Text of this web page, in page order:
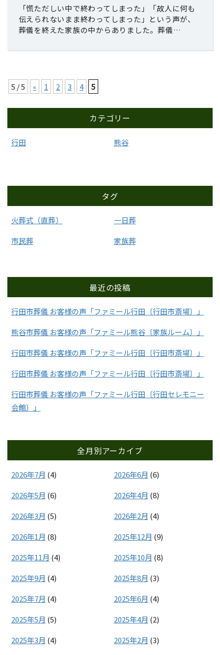
「慌ただしい中で終わってしまった」「故人に何も
伝えられないまま終わってしまった」という声が、
葬儀を終えた家族の中からありました。葬儀…
5 / 5 « 1 2 3 4 5
カテゴリー
行田 熊谷
タグ
火葬式（直葬）
一日葬
市民葬
家族葬
最近の投稿
行田市葬儀 お客様の声「ファミール行田〔行田市斎場〕」
熊谷市葬儀 お客様の声「ファミール熊谷〔家族ルーム〕」
行田市葬儀 お客様の声「ファミール行田〔行田市斎場〕」
行田市葬儀 お客様の声「ファミール行田〔行田市斎場〕」
行田市葬儀 お客様の声「ファミール行田〔行田セレモニー
会館〕」
全月別アーカイブ
2026年7月 (4) 2026年6月 (6)
2026年5月 (6) 2026年4月 (8)
2026年3月 (5) 2026年2月 (4)
2026年1月 (8) 2025年12月 (9)
2025年11月 (4) 2025年10月 (8)
2025年9月 (4) 2025年8月 (3)
2025年7月 (4) 2025年6月 (4)
2025年5月 (5) 2025年4月 (2)
2025年3月 (4) 2025年2月 (3)